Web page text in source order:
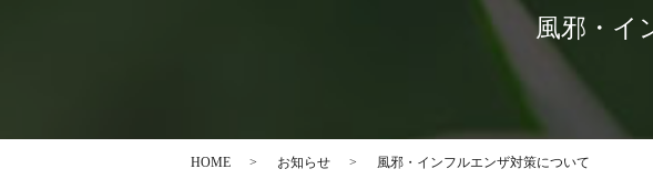
風邪・イ
HOME お知らせ 風邪・インフルエンザ対策について